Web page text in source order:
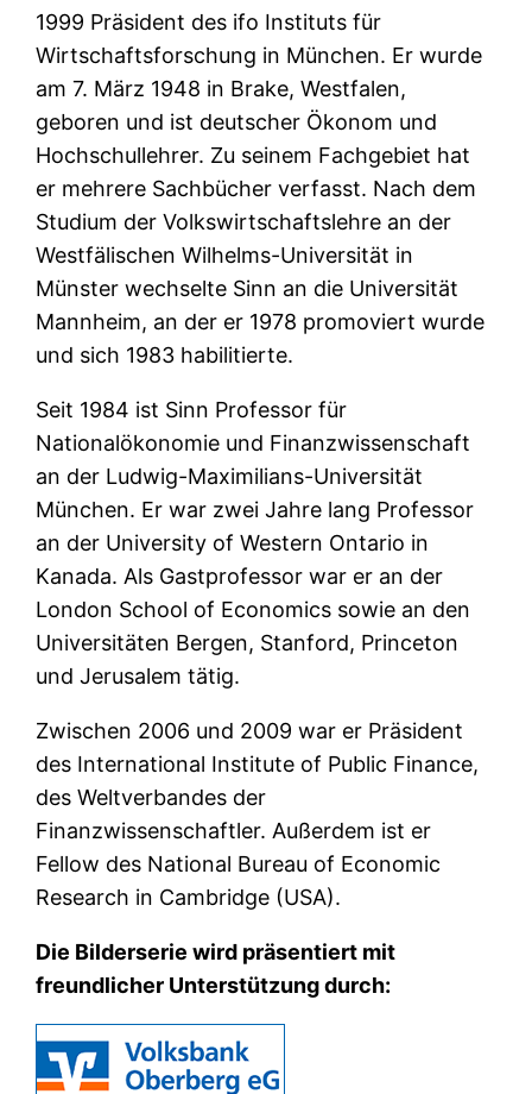
1999 Präsident des ifo Instituts für
Wirtschaftsforschung in München. Er wurde
am 7. März 1948 in Brake, Westfalen,
geboren und ist deutscher Ökonom und
Hochschullehrer. Zu seinem Fachgebiet hat
er mehrere Sachbücher verfasst. Nach dem
Studium der Volkswirtschaftslehre an der
Westfälischen Wilhelms-Universität in
Münster wechselte Sinn an die Universität
Mannheim, an der er 1978 promoviert wurde
und sich 1983 habilitierte.
Seit 1984 ist Sinn Professor für
Nationalökonomie und Finanzwissenschaft
an der Ludwig-Maximilians-Universität
München. Er war zwei Jahre lang Professor
an der University of Western Ontario in
Kanada. Als Gastprofessor war er an der
London School of Economics sowie an den
Universitäten Bergen, Stanford, Princeton
und Jerusalem tätig.
Zwischen 2006 und 2009 war er Präsident
des International Institute of Public Finance,
des Weltverbandes der
Finanzwissenschaftler. Außerdem ist er
Fellow des National Bureau of Economic
Research in Cambridge (USA).
Die Bilderserie wird präsentiert mit
freundlicher Unterstützung durch: